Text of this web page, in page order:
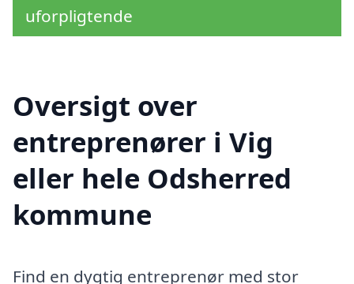
uforpligtende
Oversigt over
entreprenører i Vig
eller hele Odsherred
kommune
Find en dygtig entreprenør med stor